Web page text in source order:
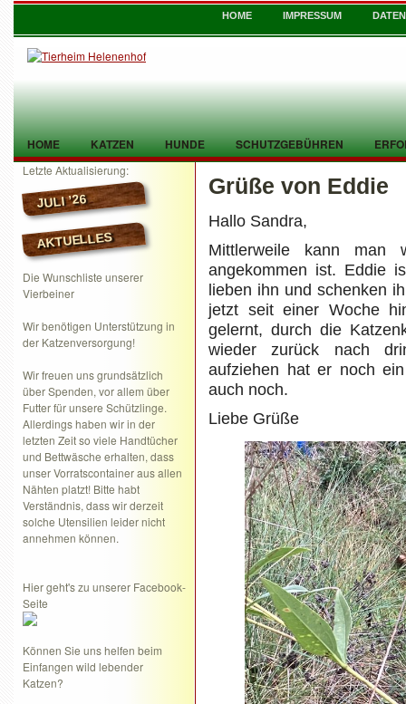
HOME IMPRESSUM
HOME KATZEN HUNDE SCHUTZGEBÜHREN
TIER GEFUNDEN KONTAKT
Letzte Aktualisierung:
JULI ’26
AKTUELLES
Die Wunschliste unserer
Vierbeiner
Wir benötigen Unterstützung in
der Katzenversorgung!
Wir freuen uns grundsätzlich
über Spenden, vor allem über
Futter für unsere Schützlinge.
Allerdings haben wir in der
letzten Zeit so viele Handtücher
und Bettwäsche erhalten, dass
unser Vorratscontainer aus allen
Nähten platzt! Bitte habt
Verständnis, dass wir derzeit
solche Utensilien leider nicht
annehmen können.
Hier geht's zu unserer Facebook-
Seite
Können Sie uns helfen beim
Einfangen wild lebender
Katzen?
Grüße von Eddie
Hallo Sandra,
Mittlerweile kann
angekommen ist. Eddie
lieben ihn und schenken
jetzt seit einer Woche
gelernt, durch die
wieder zurück nach
aufziehen hat er noch
auch noch.
Liebe Grüße